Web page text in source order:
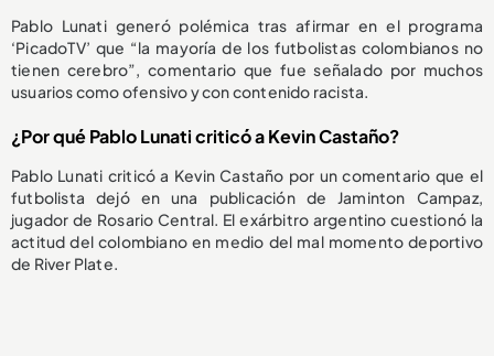
Pablo Lunati generó polémica tras afirmar en el programa
‘PicadoTV’ que “la mayoría de los futbolistas colombianos no
tienen cerebro”, comentario que fue señalado por muchos
usuarios como ofensivo y con contenido racista.
¿Por qué Pablo Lunati criticó a Kevin Castaño?
Pablo Lunati criticó a Kevin Castaño por un comentario que el
futbolista dejó en una publicación de Jaminton Campaz,
jugador de Rosario Central. El exárbitro argentino cuestionó la
actitud del colombiano en medio del mal momento deportivo
de River Plate.